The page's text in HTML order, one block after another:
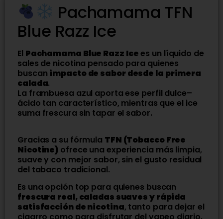
Pachamama TFN
Blue Razz Ice
El Pachamama Blue Razz Icees un líquido de
sales de nicotina pensado para quienes
buscan impacto de sabor desde la primera
calada.
La frambuesa azul aporta ese perfil dulce–
ácido tan característico, mientras que el ice
suma frescura sin tapar el sabor.
Gracias a su fórmula TFN (Tobacco Free
Nicotine) ofrece una experiencia más limpia,
suave y con mejor sabor, sin el gusto residual
del tabaco tradicional.
Es una opción top para quienes buscan
frescura real, caladas suaves y rápida
satisfacción de nicotina, tanto para dejar el
cigarro como para disfrutar del vapeo diario.